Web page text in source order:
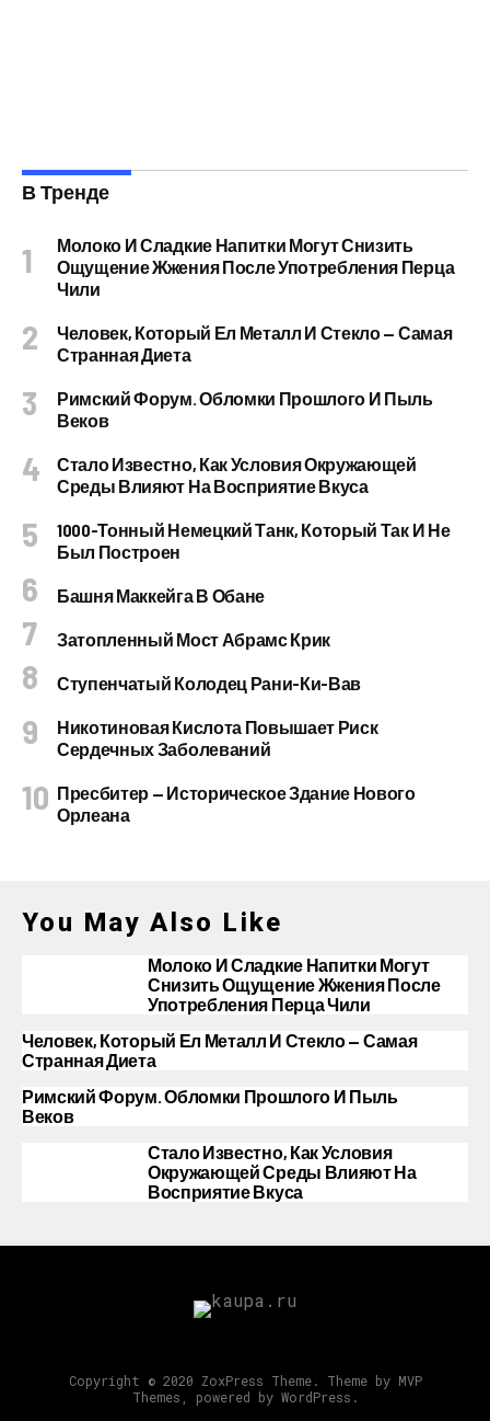
В Тренде
Молоко И Сладкие Напитки Могут Снизить
Ощущение Жжения После Употребления Перца
Чили
Человек, Который Ел Металл И Стекло — Самая
Странная Диета
Римский Форум. Обломки Прошлого И Пыль
Веков
Стало Известно, Как Условия Окружающей
Среды Влияют На Восприятие Вкуса
1000-Тонный Немецкий Танк, Который Так И Не
Был Построен
Башня Маккейга В Обане
Затопленный Мост Абрамс Крик
Ступенчатый Колодец Рани-Ки-Вав
Никотиновая Кислота Повышает Риск
Сердечных Заболеваний
Пресбитер — Историческое Здание Нового
Орлеана
You May Also Like
Молоко И Сладкие Напитки Могут
Снизить Ощущение Жжения После
Употребления Перца Чили
Человек, Который Ел Металл И Стекло — Самая
Странная Диета
Римский Форум. Обломки Прошлого И Пыль
Веков
Стало Известно, Как Условия
Окружающей Среды Влияют На
Восприятие Вкуса
Copyright © 2020 ZoxPress Theme. Theme by MVP
Themes, powered by WordPress.